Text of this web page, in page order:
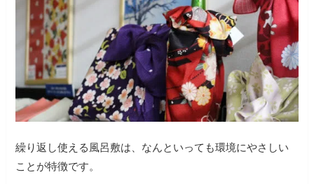
繰り返し使える風呂敷は、なんといっても環境にやさしい
ことが特徴です。